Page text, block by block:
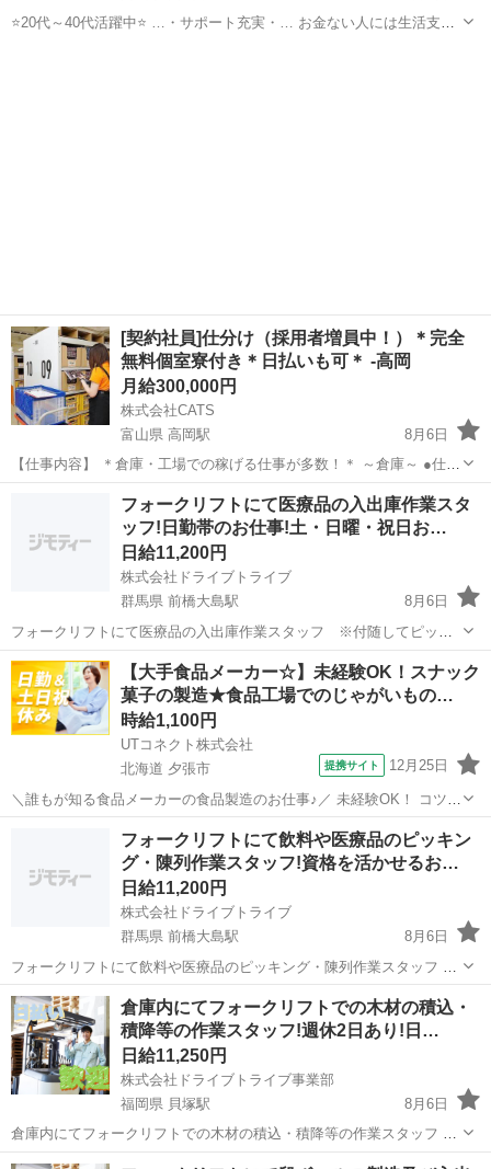
⭐20代～40代活躍中⭐ …・サポート充実・… お金ない人には生活支援
[契約社員]仕分け（採用者増員中！）＊完全
無料個室寮付き＊日払いも可＊ -高岡
月給300,000円
株式会社CATS
富山県 高岡駅
8月6日
【仕事内容】 ＊倉庫・工場での稼げる仕事が多数！＊ ～倉庫～ ●仕分
け ●ピッキング ●梱包 ●検品 など ～工場～ ●マシンOP ●加工 ●組
立 など ＼未経験でもできる簡単な作業になって...
高岡駅 倉庫 個室
フォークリフトにて医療品の入出庫作業スタ
ッフ!日勤帯のお仕事!土・日曜・祝日お…
日給11,200円
株式会社ドライブトライブ
群馬県 前橋大島駅
8月6日
フォークリフトにて医療品の入出庫作業スタッフ ※付随してピッキ
ングや陳列作業あります 商品 ：医療品・医薬品 働く場所：倉庫内
作業比率：フォークリフト(5割)/作業(5割) 年齢層 ：20〜49くらいま
での方が活...
群馬 前橋市 前橋大島駅 スタッフ
【大手食品メーカー☆】未経験OK！スナック
菓子の製造★食品工場でのじゃがいもの…
時給1,100円
UTコネクト株式会社
北海道 夕張市
提携サイト 12月25日
＼誰もが知る食品メーカーの食品製造のお仕事♪／ 未経験OK！ コツコ
ツ取り組む作業や 繰り返し作業が好きな方にもオススメ◎ ＜具体的に
は…＞ ■摘取り作業 →スナック菓子を作るためのじゃが芋の芽を取る
■検品作業 ＜オ...
倉庫
フォークリフトにて飲料や医療品のピッキン
グ・陳列作業スタッフ!資格を活かせるお…
日給11,200円
株式会社ドライブトライブ
群馬県 前橋大島駅
8月6日
フォークリフトにて飲料や医療品のピッキング・陳列作業スタッフ 商
品 ：飲料・医療品・医薬品 働く場所：倉庫内 年齢層 ：20〜49
くらいまでの方が活躍中 勤務時間：7:00〜16:00 ※開始時間は時期に
より変動あ...
群馬 前橋市 前橋大島駅 倉庫 スタッフ
倉庫内にてフォークリフトでの木材の積込・
積降等の作業スタッフ!週休2日あり!日…
日給11,250円
株式会社ドライブトライブ事業部
福岡県 貝塚駅
8月6日
倉庫内にてフォークリフトでの木材の積込・積降等の作業スタッフ 取
扱商品・・・木材(板) 作業場所・・・倉庫内 勤務時間・・・8:30～
福岡 福岡市 貝塚駅 倉庫 スタッフ